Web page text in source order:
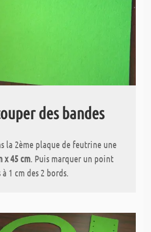
des bandes
la 2ème plaque de feutrine une
x 45 cm. Puis marquer un point
1 cm des 2 bords.